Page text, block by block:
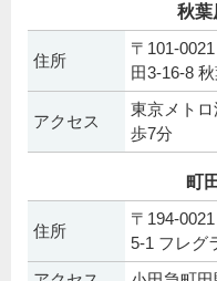
秋葉
住所
〒101-
田3-16-8
アクセス
東京メト
歩7分
町
住所
〒194-
5‐1 フレグ